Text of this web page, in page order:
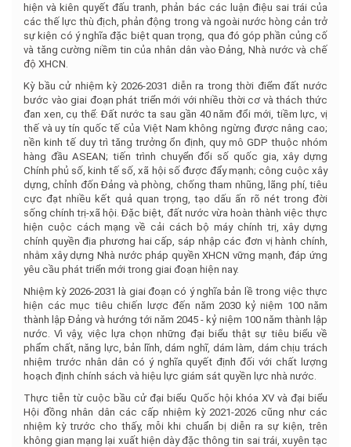
hiện và kiên quyết đấu tranh, phản bác các luận điệu sai trái của
các thế lực thù địch, phản động trong và ngoài nước hòng cản trở
sự kiện có ý nghĩa đặc biệt quan trọng, qua đó góp phần củng cố
và tăng cường niềm tin của nhân dân vào Đảng, Nhà nước và chế
độ XHCN.
Kỳ bầu cử nhiệm kỳ 2026-2031 diễn ra trong thời điểm đất nước
bước vào giai đoạn phát triển mới với nhiều thời cơ và thách thức
đan xen, cụ thể: Đất nước ta sau gần 40 năm đổi mới, tiềm lực, vị
thế và uy tín quốc tế của Việt Nam không ngừng được nâng cao;
nền kinh tế duy trì tăng trưởng ổn định, quy mô GDP thuộc nhóm
hàng đầu ASEAN; tiến trình chuyển đổi số quốc gia, xây dựng
Chính phủ số, kinh tế số, xã hội số được đẩy mạnh; công cuộc xây
dựng, chỉnh đốn Đảng và phòng, chống tham nhũng, lãng phí, tiêu
cực đạt nhiều kết quả quan trọng, tạo dấu ấn rõ nét trong đời
sống chính trị-xã hội. Đặc biệt, đất nước vừa hoàn thành việc thực
hiện cuộc cách mạng về cải cách bộ máy chính trị, xây dựng
chính quyền địa phương hai cấp, sáp nhập các đơn vị hành chính,
nhằm xây dựng Nhà nước pháp quyền XHCN vững mạnh, đáp ứng
yêu cầu phát triển mới trong giai đoạn hiện nay.
Nhiệm kỳ 2026-2031 là giai đoạn có ý nghĩa bản lề trong việc thực
hiện các mục tiêu chiến lược đến năm 2030 kỷ niệm 100 năm
thành lập Đảng và hướng tới năm 2045 - kỷ niệm 100 năm thành lập
nước. Vì vậy, việc lựa chọn những đại biểu thật sự tiêu biểu về
phẩm chất, năng lực, bản lĩnh, dám nghĩ, dám làm, dám chịu trách
nhiệm trước nhân dân có ý nghĩa quyết định đối với chất lượng
hoạch định chính sách và hiệu lực giám sát quyền lực nhà nước.
Thực tiễn từ cuộc bầu cử đại biểu Quốc hội khóa XV và đại biểu
Hội đồng nhân dân các cấp nhiệm kỳ 2021-2026 cũng như các
nhiệm kỳ trước cho thấy, mỗi khi chuẩn bị diễn ra sự kiện, trên
không gian mạng lại xuất hiện dày đặc thông tin sai trái, xuyên tạc